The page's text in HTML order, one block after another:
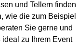
und Tellern finden
wie die zum Beispiel
Sie gerne und
zu Ihrem Event